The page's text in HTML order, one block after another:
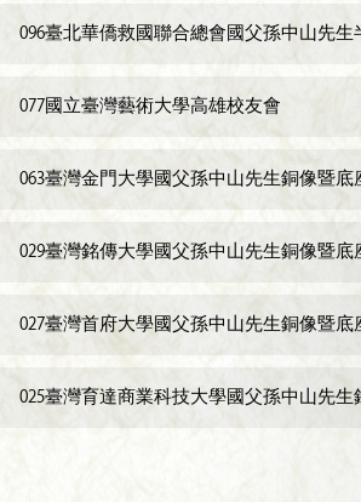
096臺北華僑救國聯合總會國父孫中山先生
077國立臺灣藝術大學高雄校友會
063臺灣金門大學國父孫中山先生銅像暨底
029臺灣銘傳大學國父孫中山先生銅像暨底
027臺灣首府大學國父孫中山先生銅像暨底
025臺灣育達商業科技大學國父孫中山先生